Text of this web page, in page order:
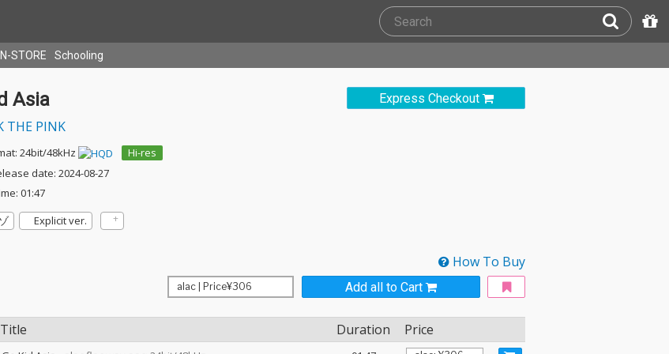
IN-STORE Schooling
Express Checkout
Asia
THE PINK
24bit/48kHz
Hi-res
date: 2024-08-27
01:47
Explicit ver.
How To Buy
Add all to Cart
Title Duration Price